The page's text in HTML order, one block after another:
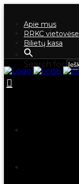
Apie mus
RRKC vietovėse
Bilietų kasa
Search for: